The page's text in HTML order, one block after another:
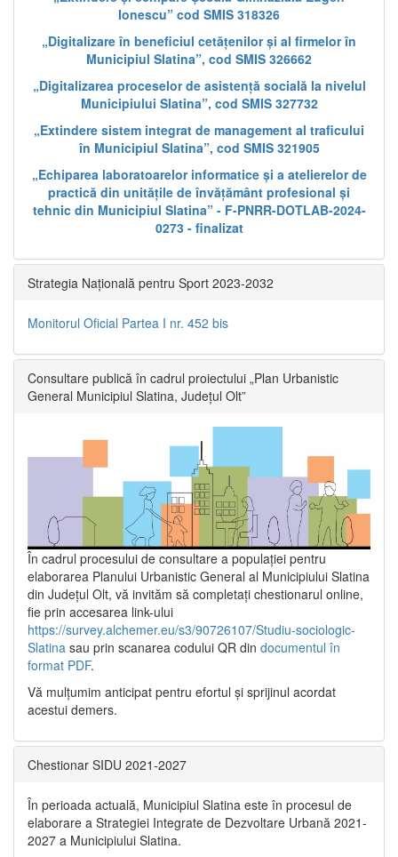
Ionescu” cod SMIS 318326
„Digitalizare în beneficiul cetățenilor și al firmelor în
Municipiul Slatina”, cod SMIS 326662
„Digitalizarea proceselor de asistență socială la nivelul
Municipiului Slatina”, cod SMIS 327732
„Extindere sistem integrat de management al traficului
în Municipiul Slatina”, cod SMIS 321905
„Echiparea laboratoarelor informatice și a atelierelor de
practică din unitățile de învățământ profesional și
tehnic din Municipiul Slatina” - F-PNRR-DOTLAB-2024-
0273 - finalizat
Strategia Națională pentru Sport 2023-2032
Monitorul Oficial Partea I nr. 452 bis
Consultare publică în cadrul proiectului „Plan Urbanistic
General Municipiul Slatina, Județul Olt”
În cadrul procesului de consultare a populaţiei pentru
elaborarea Planului Urbanistic General al Municipiului Slatina
din Județul Olt, vă invităm să completați chestionarul online,
fie prin accesarea link-ului
https://survey.alchemer.eu/s3/90726107/Studiu-sociologic-
Slatina sau prin scanarea codului QR din documentul în
format PDF.
Vă mulţumim anticipat pentru efortul şi sprijinul acordat
acestui demers.
Chestionar SIDU 2021-2027
În perioada actuală, Municipiul Slatina este în procesul de
elaborare a Strategiei Integrate de Dezvoltare Urbană 2021‐
2027 a Municipiului Slatina.